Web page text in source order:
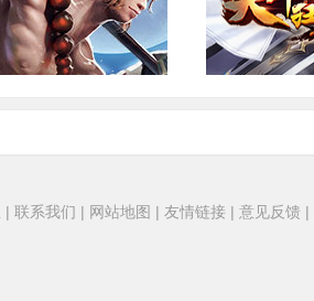
| 联系我们 | 网站地图 | 友情链接 | 意见反馈 |